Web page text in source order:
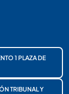
1 PLAZA DE
TRIBUNAL Y